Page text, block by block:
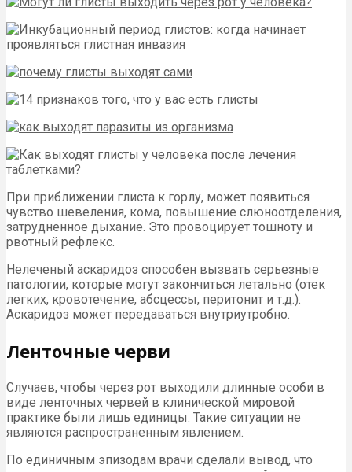
При приближении глиста к горлу, может появиться
чувство шевеления, кома, повышение слюноотделения,
затрудненное дыхание. Это провоцирует тошноту и
рвотный рефлекс.
Нелеченый аскаридоз способен вызвать серьезные
патологии, которые могут закончиться летально (отек
легких, кровотечение, абсцессы, перитонит и т.д.).
Аскаридоз может передаваться внутриутробно.
Ленточные черви
Случаев, чтобы через рот выходили длинные особи в
виде ленточных червей в клинической мировой
практике были лишь единицы. Такие ситуации не
являются распространенным явлением.
По единичным эпизодам врачи сделали вывод, что